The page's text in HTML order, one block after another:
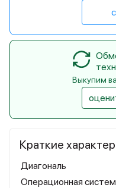
Краткие
Диагональ
Операционная
Выкупим